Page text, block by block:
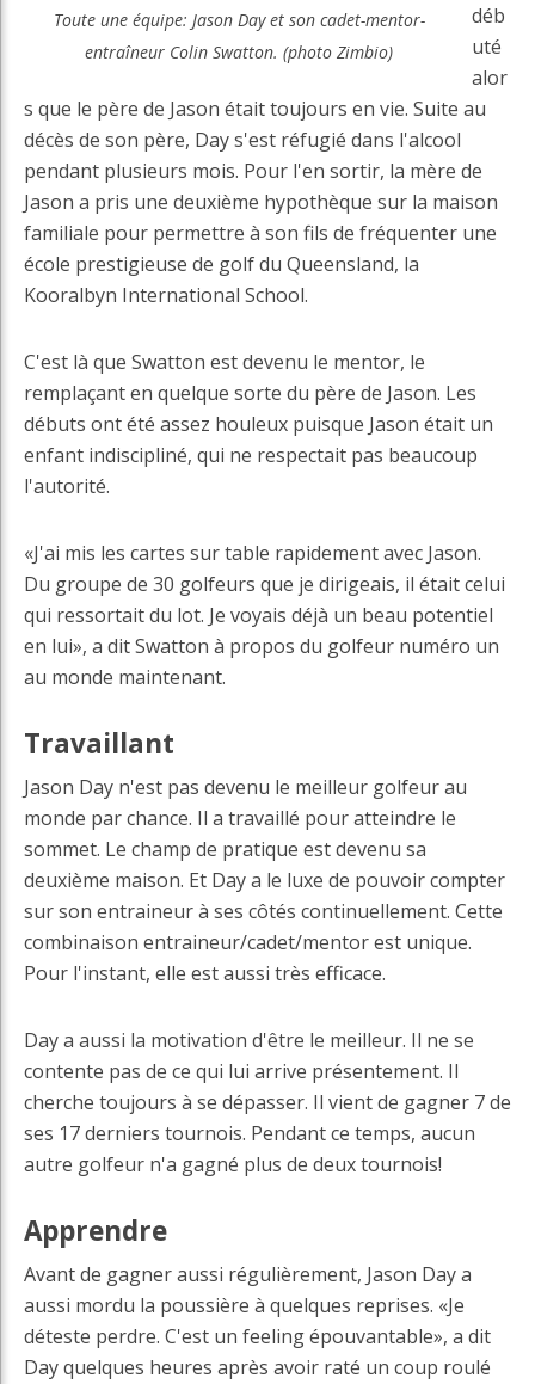
Toute une équipe: Jason Day et son cadet-mentor-
entraîneur Colin Swatton. (photo Zimbio)
déb
uté
alor
s que le père de Jason était toujours en vie. Suite au
décès de son père, Day s'est réfugié dans l'alcool
pendant plusieurs mois. Pour l'en sortir, la mère de
Jason a pris une deuxième hypothèque sur la maison
familiale pour permettre à son fils de fréquenter une
école prestigieuse de golf du Queensland, la
Kooralbyn International School.
C'est là que Swatton est devenu le mentor, le
remplaçant en quelque sorte du père de Jason. Les
débuts ont été assez houleux puisque Jason était un
enfant indiscipliné, qui ne respectait pas beaucoup
l'autorité.
«J'ai mis les cartes sur table rapidement avec Jason.
Du groupe de 30 golfeurs que je dirigeais, il était celui
qui ressortait du lot. Je voyais déjà un beau potentiel
en lui», a dit Swatton à propos du golfeur numéro un
au monde maintenant.
Travaillant
Jason Day n'est pas devenu le meilleur golfeur au
monde par chance. Il a travaillé pour atteindre le
sommet. Le champ de pratique est devenu sa
deuxième maison. Et Day a le luxe de pouvoir compter
sur son entraineur à ses côtés continuellement. Cette
combinaison entraineur/cadet/mentor est unique.
Pour l'instant, elle est aussi très efficace.
Day a aussi la motivation d'être le meilleur. Il ne se
contente pas de ce qui lui arrive présentement. Il
cherche toujours à se dépasser. Il vient de gagner 7 de
ses 17 derniers tournois. Pendant ce temps, aucun
autre golfeur n'a gagné plus de deux tournois!
Apprendre
Avant de gagner aussi régulièrement, Jason Day a
aussi mordu la poussière à quelques reprises. «Je
déteste perdre. C'est un feeling épouvantable», a dit
Day quelques heures après avoir raté un coup roulé